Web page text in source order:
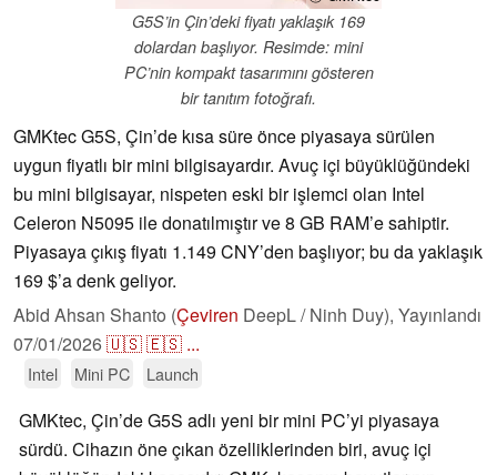
G5S’in Çin’deki fiyatı yaklaşık 169
dolardan başlıyor. Resimde: mini
PC’nin kompakt tasarımını gösteren
bir tanıtım fotoğrafı.
GMKtec G5S, Çin’de kısa süre önce piyasaya sürülen
uygun fiyatlı bir mini bilgisayardır. Avuç içi büyüklüğündeki
bu mini bilgisayar, nispeten eski bir işlemci olan Intel
Celeron N5095 ile donatılmıştır ve 8 GB RAM’e sahiptir.
Piyasaya çıkış fiyatı 1.149 CNY’den başlıyor; bu da yaklaşık
169 $’a denk geliyor.
Abid Ahsan Shanto (Çeviren DeepL / Ninh Duy), Yayınlandı
07/01/2026🇺🇸🇪🇸 ...
Intel Mini PC Launch
GMKtec, Çin’de G5S adlı yeni bir mini PC’yi piyasaya
sürdü. Cihazın öne çıkan özelliklerinden biri, avuç içi